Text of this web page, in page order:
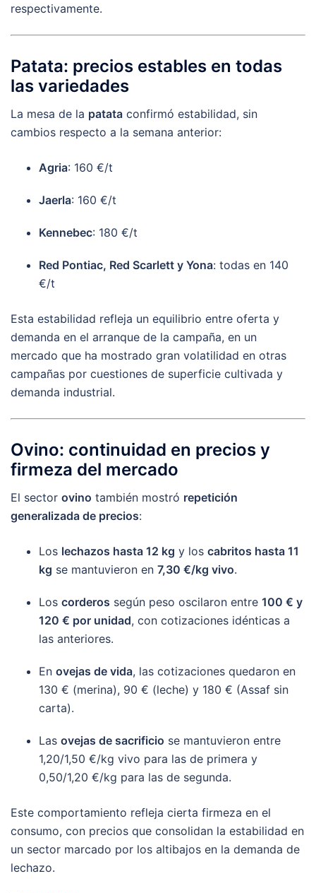
respectivamente.
Patata: precios estables en todas
las variedades
La mesa de la patata confirmó estabilidad, sin
cambios respecto a la semana anterior:
Agria: 160 €/t
Jaerla: 160 €/t
Kennebec: 180 €/t
Red Pontiac, Red Scarlett y Yona: todas en 140
€/t
Esta estabilidad refleja un equilibrio entre oferta y
demanda en el arranque de la campaña, en un
mercado que ha mostrado gran volatilidad en otras
campañas por cuestiones de superficie cultivada y
demanda industrial.
Ovino: continuidad en precios y
firmeza del mercado
El sector ovino también mostró repetición
generalizada de precios:
Los lechazos hasta 12 kg y los cabritos hasta 11
kg se mantuvieron en 7,30 €/kg vivo.
Los corderos según peso oscilaron entre 100 € y
120 € por unidad, con cotizaciones idénticas a
las anteriores.
En ovejas de vida, las cotizaciones quedaron en
130 € (merina), 90 € (leche) y 180 € (Assaf sin
carta).
Las ovejas de sacrificio se mantuvieron entre
1,20/1,50 €/kg vivo para las de primera y
0,50/1,20 €/kg para las de segunda.
Este comportamiento refleja cierta firmeza en el
consumo, con precios que consolidan la estabilidad en
un sector marcado por los altibajos en la demanda de
lechazo.